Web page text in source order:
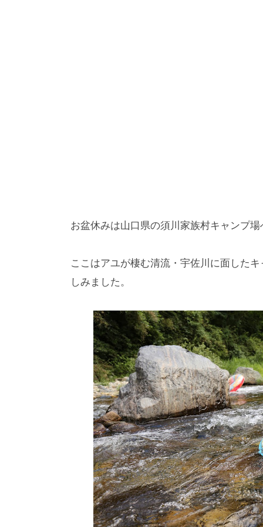
お盆休みは山口県の須川家族村キャンプ
ここはアユが棲む清流・宇佐川に面した
しみました。